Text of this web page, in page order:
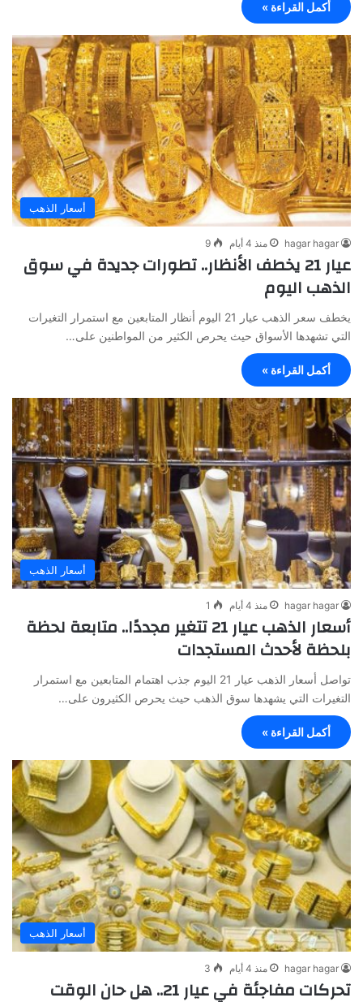
أكمل القراءة »
أسعار الذهب
hagar hagar منذ 4 أيام 9
عيار 21 يخطف الأنظار.. تطورات جديدة في سوق
الذهب اليوم
يخطف سعر الذهب عيار 21 اليوم أنظار المتابعين مع استمرار التغيرات
التي تشهدها الأسواق حيث يحرص الكثير من المواطنين على…
أكمل القراءة »
أسعار الذهب
hagar hagar منذ 4 أيام 1
أسعار الذهب عيار 21 تتغير مجددًا.. متابعة لحظة
بلحظة لأحدث المستجدات
تواصل أسعار الذهب عيار 21 اليوم جذب اهتمام المتابعين مع استمرار
التغيرات التي يشهدها سوق الذهب حيث يحرص الكثيرون على…
أكمل القراءة »
أسعار الذهب
hagar hagar منذ 4 أيام 3
تحركات مفاجئة في عيار 21.. هل حان الوقت